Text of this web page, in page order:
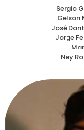
Sergio
Gelson
José
Jorge
Ney